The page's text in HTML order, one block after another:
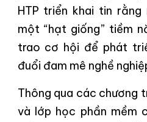
HTP triển khai tin rằng
một “hạt giống” tiềm
trao cơ hội để phát
đuổi đam mê nghề
Thông qua các chương
và lớp học phần mềm